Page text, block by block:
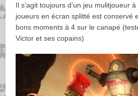
Il s’agit toujours d’un jeu mulitjoueur
joueurs en écran splitté est conservé
bons moments à 4 sur le canapé
Victor et ses copains)